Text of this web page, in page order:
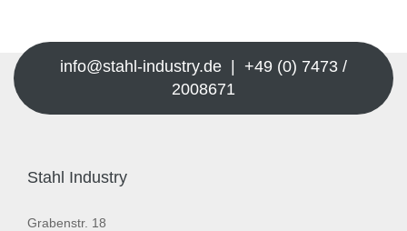
info@stahl-industry.de | +49 (0) 7473 /
2008671
Stahl Industry
Grabenstr. 18